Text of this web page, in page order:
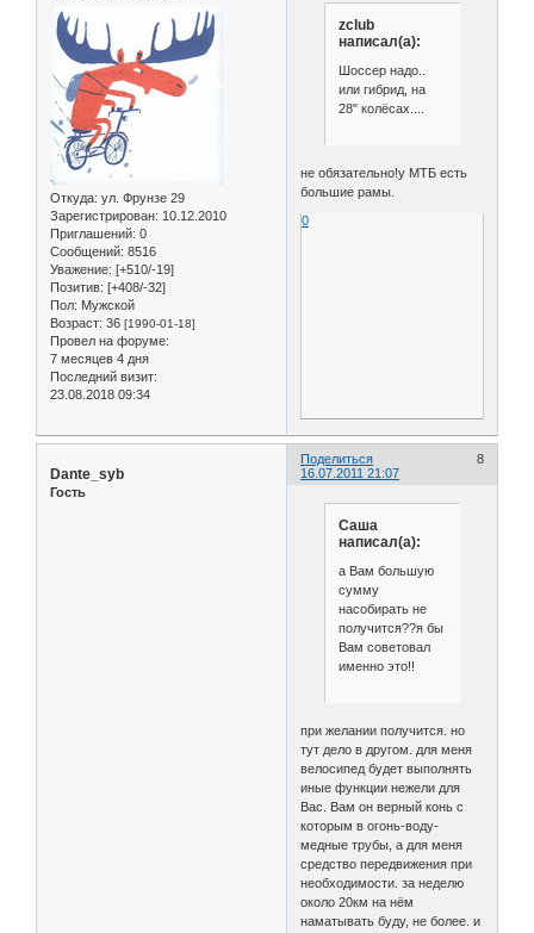
Откуда: ул. Фрунзе 29
Зарегистрирован: 10.12.2010
Приглашений: 0
Сообщений: 8516
Уважение: [+510/-19]
Позитив: [+408/-32]
Пол: Мужской
Возраст: 36 [1990-01-18]
Провел на форуме:
7 месяцев 4 дня
Последний визит:
23.08.2018 09:34
zclub
написал(а):
Шоссер надо..
или гибрид, на
28" колёсах....
не обязательно!у МТБ есть
большие рамы.
0
Поделиться
8
16.07.2011 21:07
Dante_syb
Гость
Саша
написал(а):
а Вам большую
сумму
насобирать не
получится??я бы
Вам советовал
именно это!!
при желании получится. но
тут дело в другом. для меня
велосипед будет выполнять
иные функции нежели для
Вас. Вам он верный конь с
которым в огонь-воду-
медные трубы, а для меня
средство передвижения при
необходимости. за неделю
около 20км на нём
наматывать буду, не более. и